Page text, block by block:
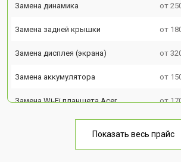
Замена динамика от
Замена задней крышки от
Замена дисплея (экрана) от
Замена аккумулятора от
Замена Wi-Fi планшета Acer от
Замена кнопок планшета Acer от
Показать весь прайс